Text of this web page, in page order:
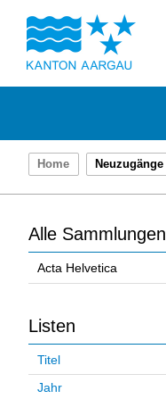
Home Neuzugänge
Alle Sammlungen
Acta Helvetica
Listen
Titel
Jahr